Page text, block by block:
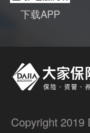
下载APP
Copyright 2019